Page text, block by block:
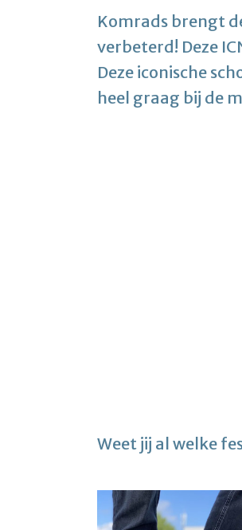
Komrads brengt
verbeterd! Deze
Deze iconische
heel graag bij de
Weet jij al welke